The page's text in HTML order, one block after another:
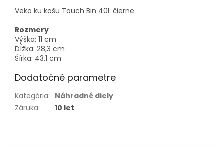
Veko ku košu Touch Bin 40L čierne
Rozmery
Výška: 11 cm
Dĺžka: 28,3 cm
Šírka: 43,1 cm
Dodatočné parametre
Kategória: Náhradné diely
Záruka: 10 let